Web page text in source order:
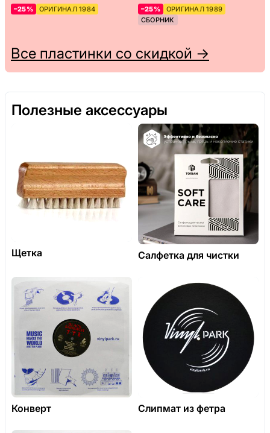
–25% ОРИГИНАЛ 1984 –25%
ОРИГИНАЛ 1989
СБОРНИК
Все пластинки со скидкой →
Полезные аксессуары
Щетка Салфетка для чистки
Конверт Слипмат из фетра